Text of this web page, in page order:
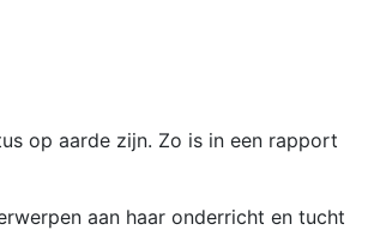
op aarde zijn. Zo is in een rapport
aan haar onderricht en tucht